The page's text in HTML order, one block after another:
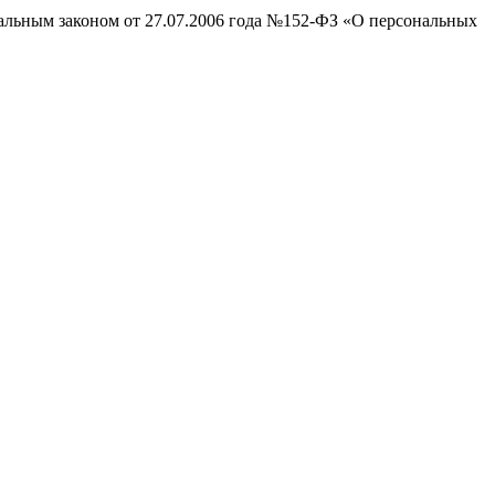
законом от 27.07.2006 года №152-ФЗ «О персональных